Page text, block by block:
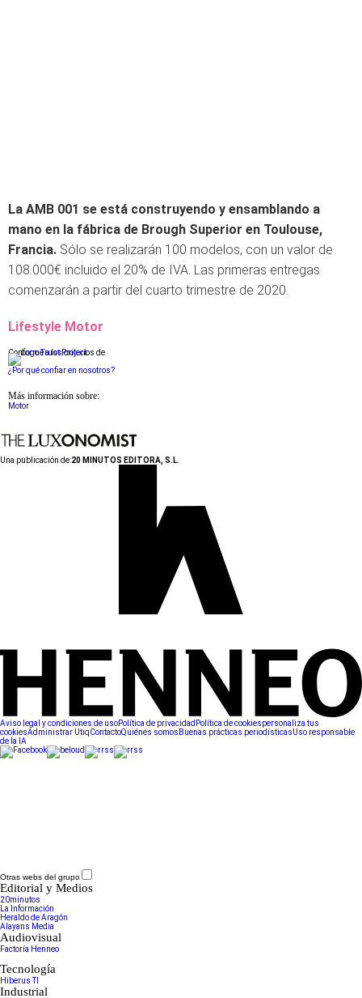
La AMB 001 se está construyendo y ensamblando a
mano en la fábrica de Brough Superior en Toulouse,
Francia. Sólo se realizarán 100 modelos, con un valor de
108.000€ incluido el 20% de IVA. Las primeras entregas
comenzarán a partir del cuarto trimestre de 2020.
Lifestyle Motor
Conforme a los criterios de
¿Por qué confiar en nosotros?
Más información sobre:
Motor
Una publicación de:20 MINUTOS EDITORA, S.L.
Aviso legal y condiciones de usoPolítica de privacidad Política de cookiespersonaliza tus
cookiesAdministrar UtiqContactoQuiénes somos Buenas prácticas periodísticasUso responsable
de la IA
Otras webs del grupo
Editorial y Medios
20minutos
La Información
Heraldo de Aragón
Alayans Media
Audiovisual
Factoría Henneo
Tecnología
Hiberus TI
Industrial